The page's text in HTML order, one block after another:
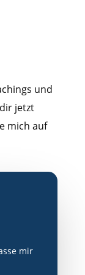
und
jetzt
mich auf
mir